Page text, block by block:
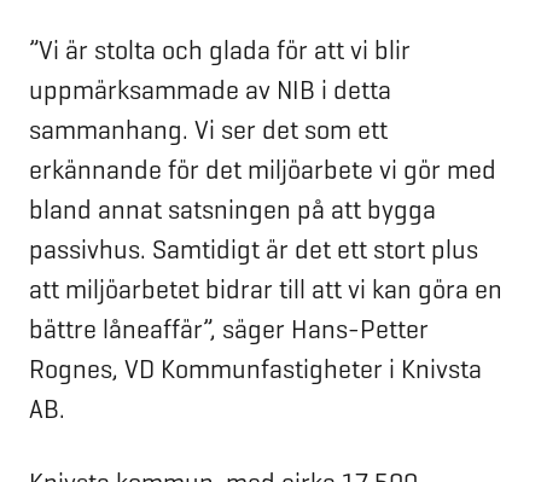
”Vi är stolta och glada för att vi blir
uppmärksammade av NIB i detta
sammanhang. Vi ser det som ett
erkännande för det miljöarbete vi gör med
bland annat satsningen på att bygga
passivhus. Samtidigt är det ett stort plus
att miljöarbetet bidrar till att vi kan göra en
bättre låneaffär”, säger Hans-Petter
Rognes, VD Kommunfastigheter i Knivsta
AB.